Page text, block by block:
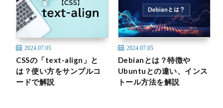
2024.07.05
CSSの「text-align」と
は？使い方をサンプルコ
ードで解説
2024.07.05
Debianとは？特徴や
Ubuntuとの違い、インス
トール方法を解説